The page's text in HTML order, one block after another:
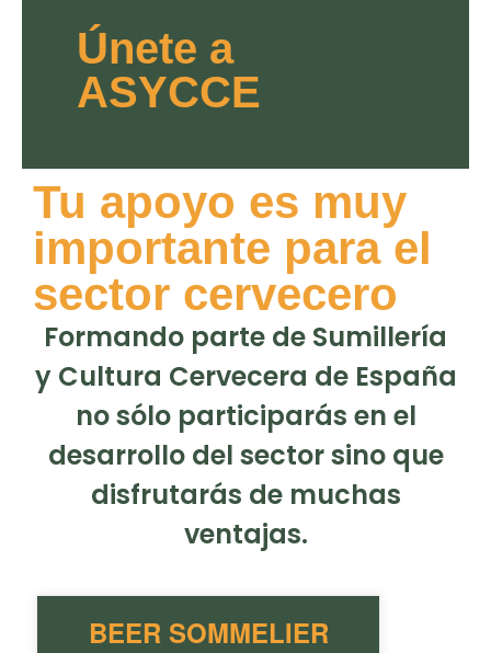
Únete a
ASYCCE
Tu apoyo es muy
importante para el
sector cervecero
Formando parte de Sumillería
y Cultura Cervecera de España
no sólo participarás en el
desarrollo del sector sino que
disfrutarás de muchas
ventajas.
BEER SOMMELIER